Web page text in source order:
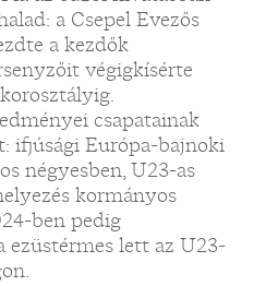
a Csepel Evezős
a kezdők
végigkísérte
csapatainak
ifjúsági Európa-bajnoki
négyesben, U23-as
kormányos
ben pedig
ezüstérmes lett az U23-